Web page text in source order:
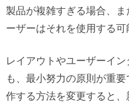
製品が複雑すぎる場合、
ーザーはそれを使用する可
レイアウトやユーザーイ
も、最小努力の原則が重
作する方法を変更すると